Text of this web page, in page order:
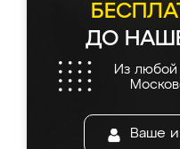
ДО
Из любой